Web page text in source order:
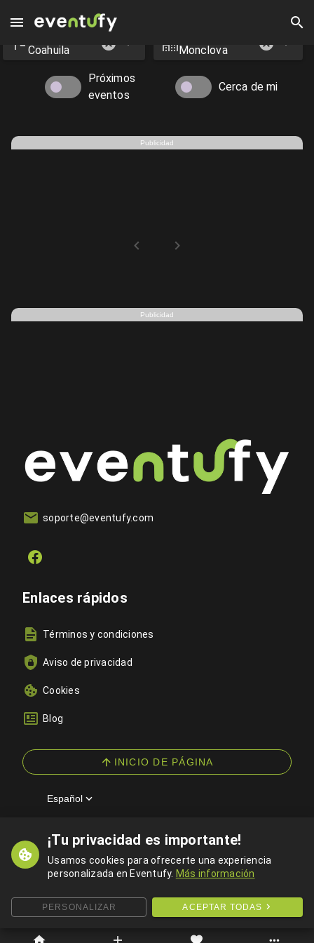
¡Tu privacidad es importante!
Usamos cookies para ofrecerte una experiencia
personalizada en Eventufy. Más información
PERSONALIZAR ACEPTAR TODAS
Eventos en Monclova - Eventufy 2026 | Eventufy
Coahuila Monclova
Próximos
eventos
Cerca de mi
Publicidad
Publicidad
soporte@eventufy.com
Enlaces rápidos
Términos y condiciones
Aviso de privacidad
Cookies
Blog
INICIO DE PÁGINA
Español